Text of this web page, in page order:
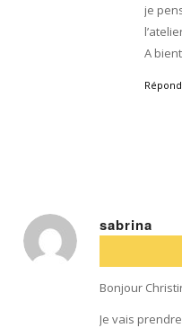
je
A
sabrina
:
Bonjour
Je vais